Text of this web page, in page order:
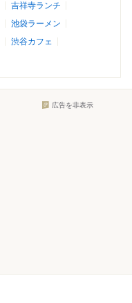
吉祥寺ランチ
池袋ラーメン
渋谷カフェ
広告を非表示